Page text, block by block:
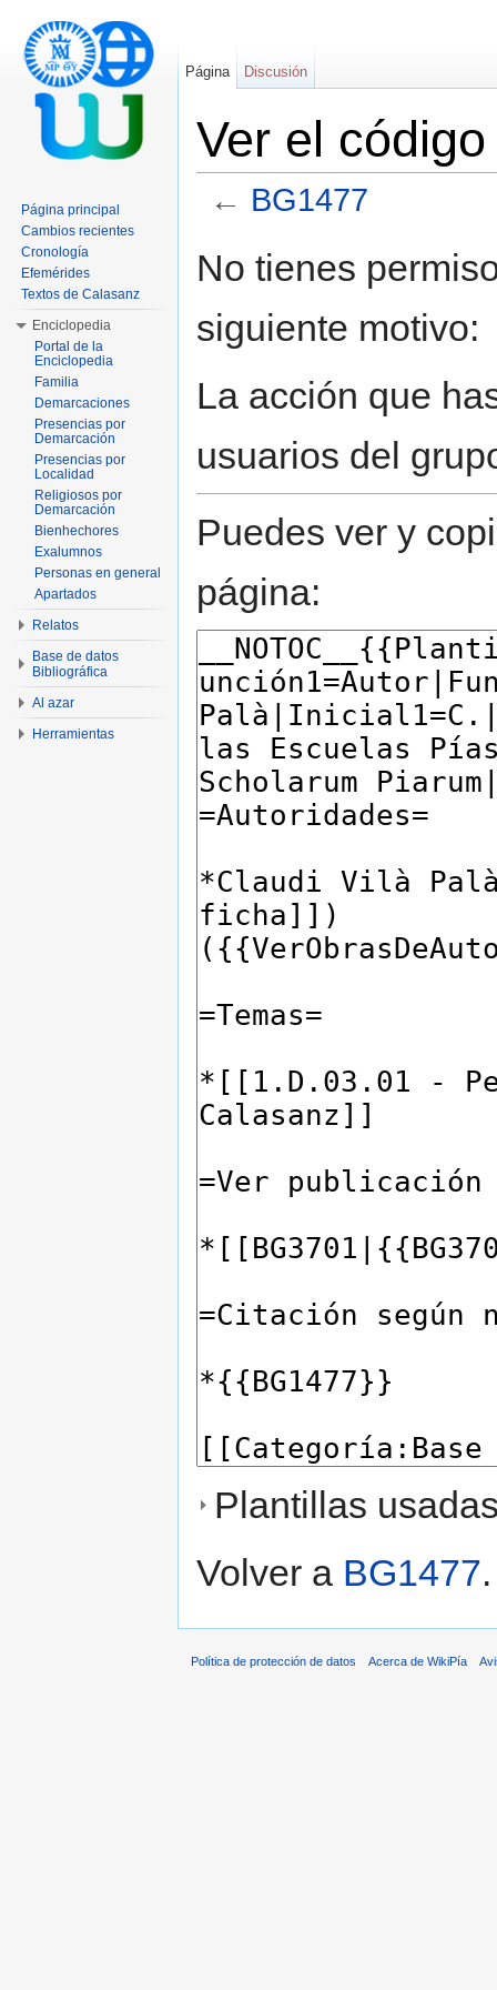
Ver el
← BG1477
No tienes
siguiente motivo:
La acción que
usuarios del
Puedes ver y
página:
Plantillas
Volver a BG1477.
Página Discusión
Página principal
Cambios recientes
Cronología
Efemérides
Textos de Calasanz
Enciclopedia
Portal de la
Enciclopedia
Familia
Demarcaciones
Presencias por
Demarcación
Presencias por
Localidad
Religiosos por
Demarcación
Bienhechores
Exalumnos
Personas en general
Apartados
Relatos
Base de datos
Bibliográfica
Al azar
Herramientas
Política de protección de datos Acerca de WikiPía